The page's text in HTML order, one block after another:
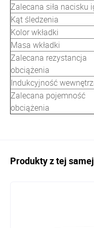
Zalecana siła nacisku
Kąt śledzenia
Kolor wkładki
Masa wkładki
Zalecana rezystancja
obciążenia
Indukcyjność
Zalecana pojemność
obciążenia
Produkty z tej